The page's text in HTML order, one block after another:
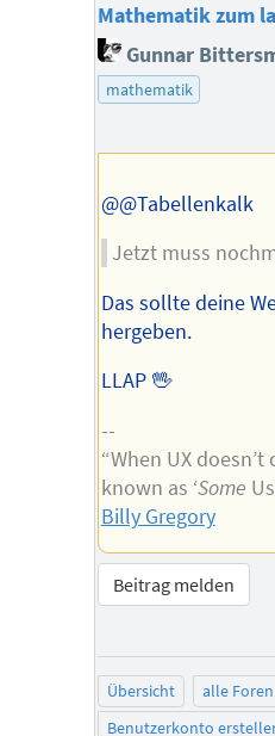
Mathematik zum
Gunnar
mathematik
@@Tabellenkalk
Jetzt muss
Das sollte deine
hergeben.
LLAP 🖖
--
“When UX doesn’t
known as ‘Some
Billy Gregory
Beitrag melden
Übersicht alle Foren
Benutzerkonto